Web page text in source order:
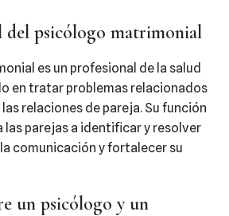
psicólogo matrimonial
es un profesional de la salud
en tratar problemas relacionados
relaciones de pareja. Su función
las parejas a identificar y resolver
comunicación y fortalecer su
un psicólogo y un